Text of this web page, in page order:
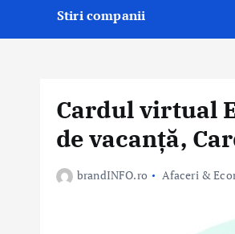
Stiri companii
Cardul virtual
de vacanță,
brandINFO.ro Afaceri &